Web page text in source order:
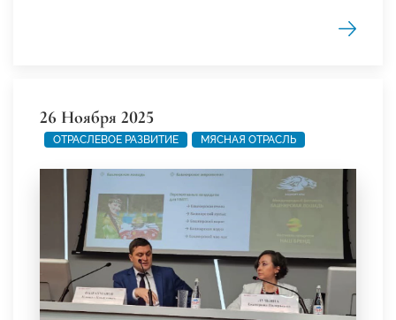
26 Ноября 2025
ОТРАСЛЕВОЕ РАЗВИТИЕ МЯСНАЯ ОТРАСЛЬ